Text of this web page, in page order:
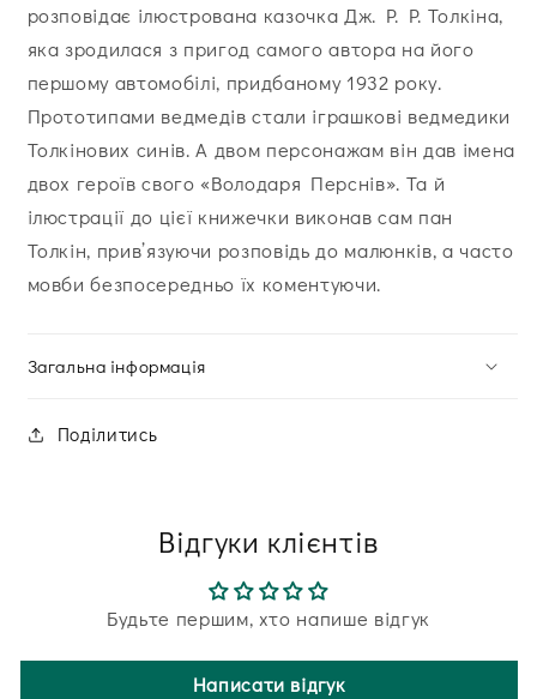
розповідає ілюстрована казочка Дж. Р. Р. Толкіна,
яка зродилася з пригод самого автора на його
першому автомобілі, придбаному 1932 року.
Прототипами ведмедів стали іграшкові ведмедики
Толкінових синів. А двом персонажам він дав імена
двох героїв свого «Володаря Перснів». Та й
ілюстрації до цієї книжечки виконав сам пан
Толкін, прив’язуючи розповідь до малюнків, а часто
мовби безпосередньо їх коментуючи.
Загальна інформація
Поділитись
Відгуки клієнтів
Будьте першим, хто напише відгук
Написати відгук